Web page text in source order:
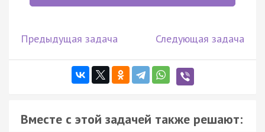
Предыдущая задача Следующая задача
Вместе с этой задачей также решают: